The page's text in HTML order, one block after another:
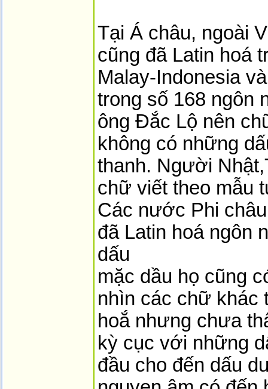
Tại Á châu, ngoài
cũng đã Latin hoá
Malay-Indonesia
trong số 168 ngôn
ông Đắc Lộ nên
không có những
thanh. Người
chữ viết theo mẫu
Các nước Phi
đã Latin hoá ngôn
dấu
mặc dầu họ cũng
nhìn các chữ khác
hoắ nhưng chưa
kỳ cục với những
đầu cho đến dấu